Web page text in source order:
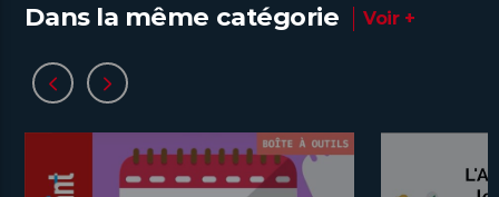
Dans la même catégorie Voir +